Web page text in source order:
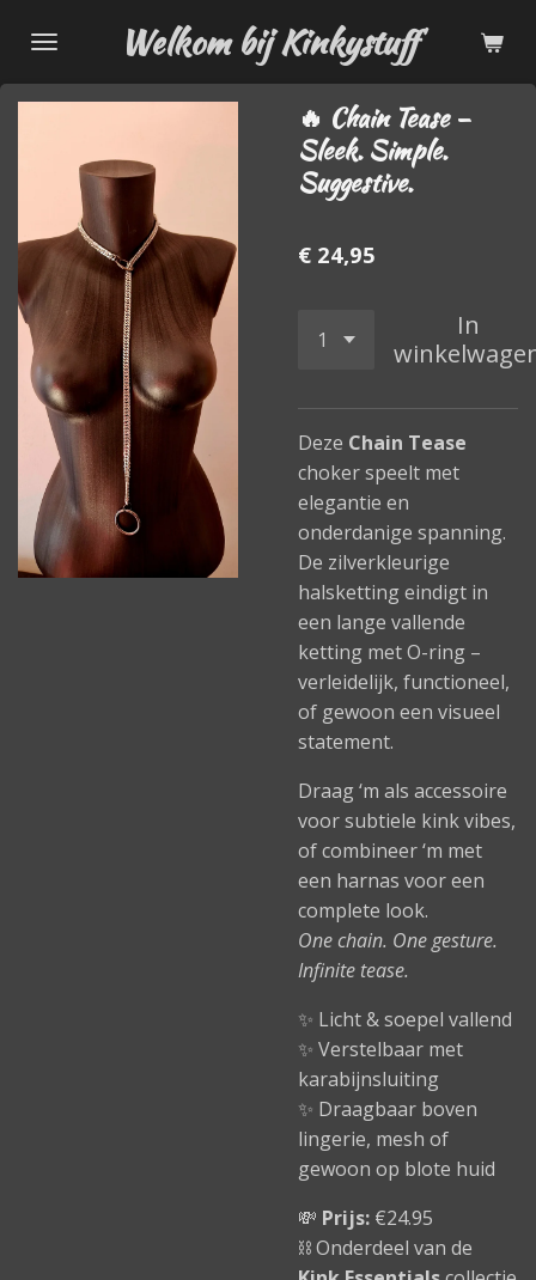
direct
naar
Welkom bij Kinkystuff
🔥 Chain Tease –
Sleek. Simple.
Suggestive.
€ 24,95
In
Deze Chain Tease
choker speelt met
elegantie en
onderdanige spanning.
De zilverkleurige
halsketting eindigt in
een lange vallende
ketting met O-ring –
verleidelijk, functioneel,
of gewoon een visueel
statement.
Draag ‘m als accessoire
voor subtiele kink vibes,
of combineer ‘m met
een harnas voor een
complete look.
One chain. One gesture.
Infinite tease.
✨ Licht & soepel vallend
✨ Verstelbaar met
karabijnsluiting
✨ Draagbaar boven
lingerie, mesh of
gewoon op blote huid
💸 Prijs: €24.95
⛓️ Onderdeel van de